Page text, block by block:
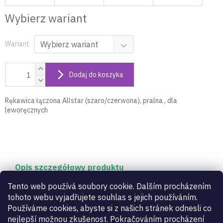
Tento web používá soubory cookie. Dalším procházením
tohoto webu vyjadřujete souhlas s jejich používáním.
Používáme cookies, abyste si z našich stránek odnesli co
nejlepší možnou zkušenost. Pokračováním procházení
Wybierz wariant
Wariant
Dodaj do koszyka
Rękawica łączona Allstar (szaro/czerwona), pralna , dla
leworęcznych
Opis szczegółowy produktu
Rękawica łączona Allstar (szaro/czerwona), pralna ,
dla leworęcznych